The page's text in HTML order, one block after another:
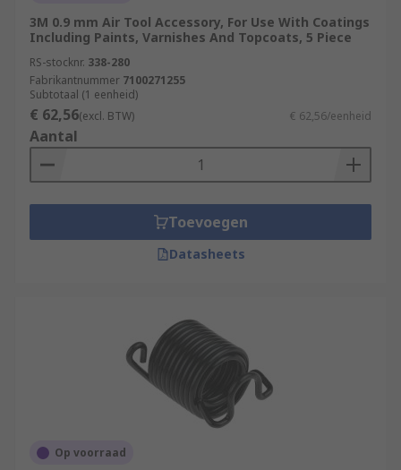
3M 0.9 mm Air Tool Accessory, For Use With Coatings
Including Paints, Varnishes And Topcoats, 5 Piece
RS-stocknr. 338-280
Fabrikantnummer 7100271255
Subtotaal (1 eenheid)
€ 62,56(excl. BTW) € 62,56/eenheid
Aantal
Toevoegen
Datasheets
Op voorraad